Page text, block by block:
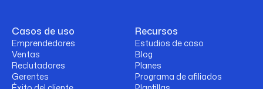
Casos de uso
Emprendedores
Ventas
Reclutadores
Gerentes
Recursos
Estudios de caso
Blog
Planes
Programa de afiliados